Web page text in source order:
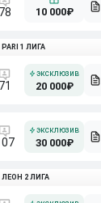
78 10 000₽
1 ЛИГА
71 20 000₽
30 000₽
ЛЕОН 2 ЛИГА